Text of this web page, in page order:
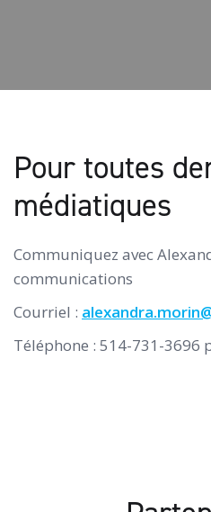
Pour toutes
médiatiques
Communiquez avec
communications
Courriel :
Téléphone : 514-731-3696